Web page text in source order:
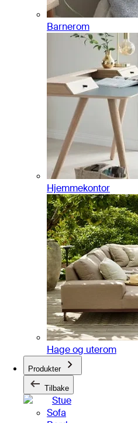
Barnerom
Hjemmekontor
Hage og uterom
Produkter
Tilbake
Stue
Sofa